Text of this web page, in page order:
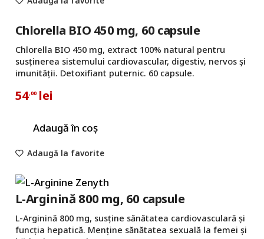
Chlorella BIO 450 mg, 60 capsule
Chlorella BIO 450 mg, extract 100% natural pentru
susținerea sistemului cardiovascular, digestiv, nervos și
imunității. Detoxifiant puternic. 60 capsule.
54,00 lei
Adaugă în coș
Adaugă la favorite
L-Arginină 800 mg, 60 capsule
L-Arginină 800 mg, susține sănătatea cardiovasculară și
funcția hepatică. Menține sănătatea sexuală la femei și